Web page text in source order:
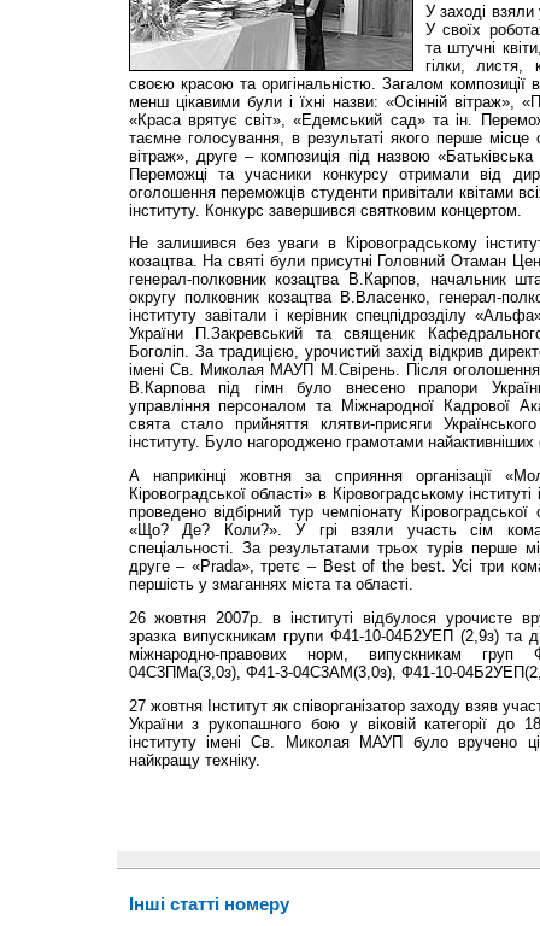
У заході взяли
У своїх
та штучні
гілки, листя,
своєю красою та оригінальністю. Загалом композиції
менш цікавими були і їхні назви: «Осінній вітраж»,
«Краса врятує світ», «Едемський сад» та ін.
таємне голосування, в результаті якого перше місце
вітраж», друге – композиція під назвою
Переможці та учасники конкурсу отримали від
оголошення переможців студенти привітали квітами
інституту. Конкурс завершився святковим концертом.
Не залишився без уваги в Кіровоградському
козацтва. На святі були присутні Головний Отаман
генерал-полковник козацтва В.Карпов, начальник
округу полковник козацтва В.Власенко, генерал-
інституту завітали і керівник спецпідрозділу
України П.Закревський та священик
Боголіп. За традицією, урочистий захід відкрив
імені Св. Миколая МАУП М.Свірень. Після оголошення
В.Карпова під гімн було внесено прапори
управління персоналом та Міжнародної Кадрової
свята стало прийняття клятви-присяги
інституту. Було нагороджено грамотами найактивніших
А наприкінці жовтня за сприяння організації
Кіровоградської області» в Кіровоградському
проведено відбірний тур чемпіонату Кіровоградської
«Що? Де? Коли?». У грі взяли участь сім
спеціальності. За результатами трьох турів перше
друге – «Prada», третє – Best of the best. Усі три
першість у змаганнях міста та області.
26 жовтня 2007р. в інституті відбулося урочисте
зразка випускникам групи Ф41-10-04Б2УЕП (2,9з) та
міжнародно-правових норм, випускникам груп
04С3ПМа(3,0з), Ф41-3-04С3АМ(3,0з), Ф41-10-
27 жовтня Інститут як співорганізатор заходу взяв
України з рукопашного бою у віковій категорії до
інституту імені Св. Миколая МАУП було вручено
найкращу техніку.
Інші статті номеру